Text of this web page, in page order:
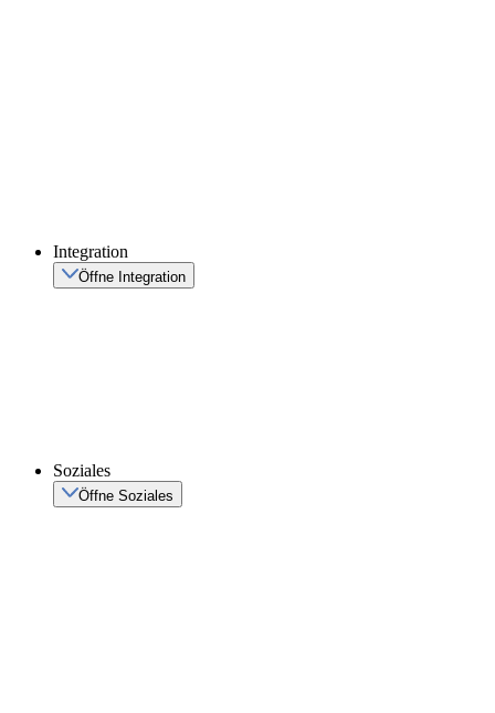
Integration
Öffne Integration
Soziales
Öffne Soziales